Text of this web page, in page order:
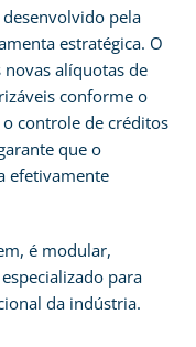
desenvolvido pela
estratégica. O
alíquotas de
conforme o
controle de créditos
que o
efetivamente
é modular,
para
da indústria.